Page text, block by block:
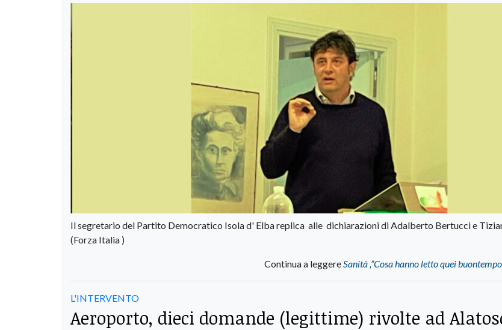
Il segretario del Partito Democratico Isola d' Elba replica alle dichiarazioni di Adalberto Bertucci e
(Forza Italia )
Continua a leggere Sanità ,”Cosa hanno letto quei
L'INTERVENTO
Aeroporto, dieci domande (legittime) rivolte ad